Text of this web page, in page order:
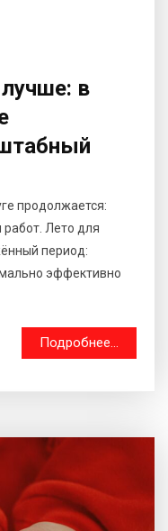
в
продолжается:
Лето для
период:
эффективно
Подробнее...